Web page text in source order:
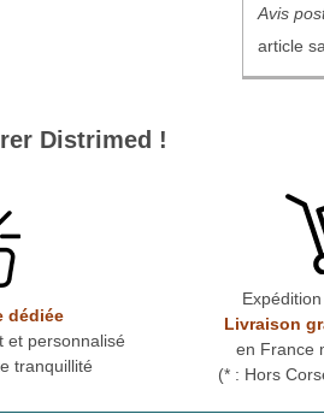
Avis
article
Distrimed !
dédiée
et personnalisé
tranquillité
Livraison
en France
(* : Hors